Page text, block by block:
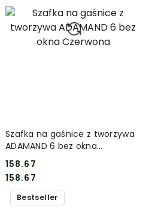
Szafka na gaśnice z tworzywa
ADAMAND 6 bez okna
Czerwona
Cena:
158.67
Cena:
158.67
DO KOSZYKA
Bestseller